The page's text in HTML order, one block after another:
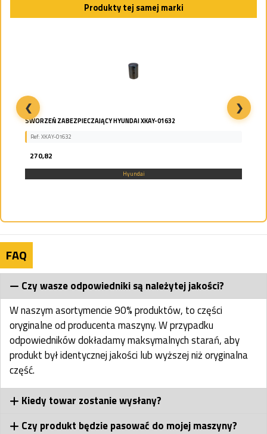
Produkty tej samej marki
SWORZEŃ ZABEZPIECZAJĄCY HYUNDAI XKAY-01632
Ref: XKAY-01632
270,82
Hyundai
❮ ❯
FAQ
Czy wasze odpowiedniki są należytej jakości?
W naszym asortymencie 90% produktów, to części
oryginalne od producenta maszyny. W przypadku
odpowiedników dokładamy maksymalnych starań, aby
produkt był identycznej jakości lub wyższej niż oryginalna
część.
Kiedy towar zostanie wysłany?
Czy produkt będzie pasować do mojej maszyny?